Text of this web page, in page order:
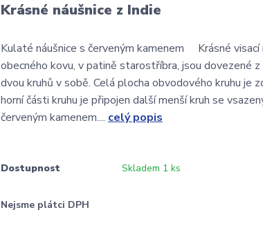
Krásné náušnice z Indie
Kulaté náušnice s červeným kamenem Krásné visací
obecného kovu, v patině starostříbra, jsou dovezené z
dvou kruhů v sobě. Celá plocha obvodového kruhu je
horní části kruhu je připojen další menší kruh se
červeným kamenem.... celý popis
Dostupnost Skladem 1 ks
Nejsme plátci DPH